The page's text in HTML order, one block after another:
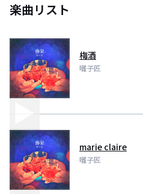
楽曲リスト
梅酒
囃子匠
marie claire
囃子匠